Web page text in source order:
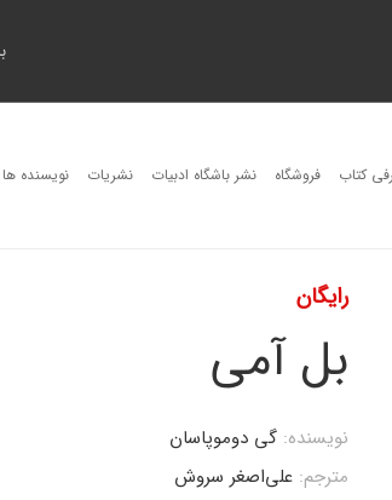
کتاب فروشگاه نشر باشگاه ادبیات نشریات نویسنده ها
رایگان
بل آمی
نویسنده:گی دوموپاسان
مترجم:علی‌اصغر سروش